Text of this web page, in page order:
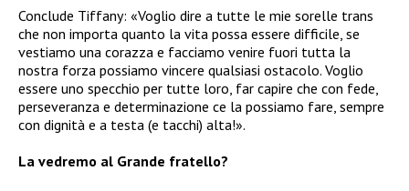
Conclude Tiffany: «Voglio dire a tutte le mie sorelle trans
che non importa quanto la vita possa essere difficile, se
vestiamo una corazza e facciamo venire fuori tutta la
nostra forza possiamo vincere qualsiasi ostacolo. Voglio
essere uno specchio per tutte loro, far capire che con fede,
perseveranza e determinazione ce la possiamo fare, sempre
con dignità e a testa (e tacchi) alta!».
La vedremo al Grande fratello?